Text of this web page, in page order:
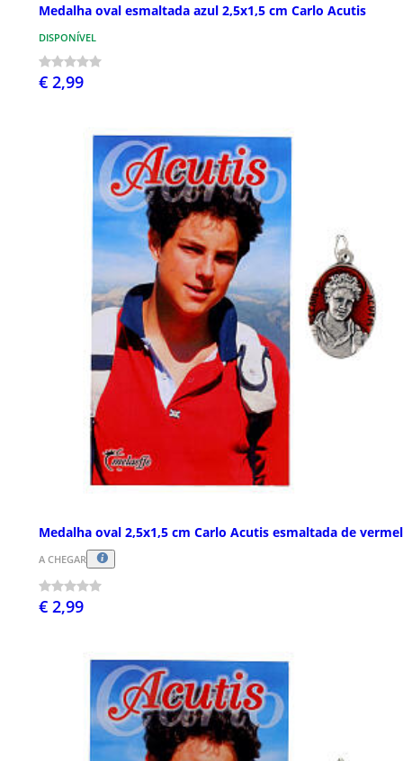
Medalha oval esmaltada azul 2,5x1,5 cm Carlo Acutis
DISPONÍVEL
€ 2,99
Medalha oval 2,5x1,5 cm Carlo Acutis esmaltada de
A CHEGAR
€ 2,99